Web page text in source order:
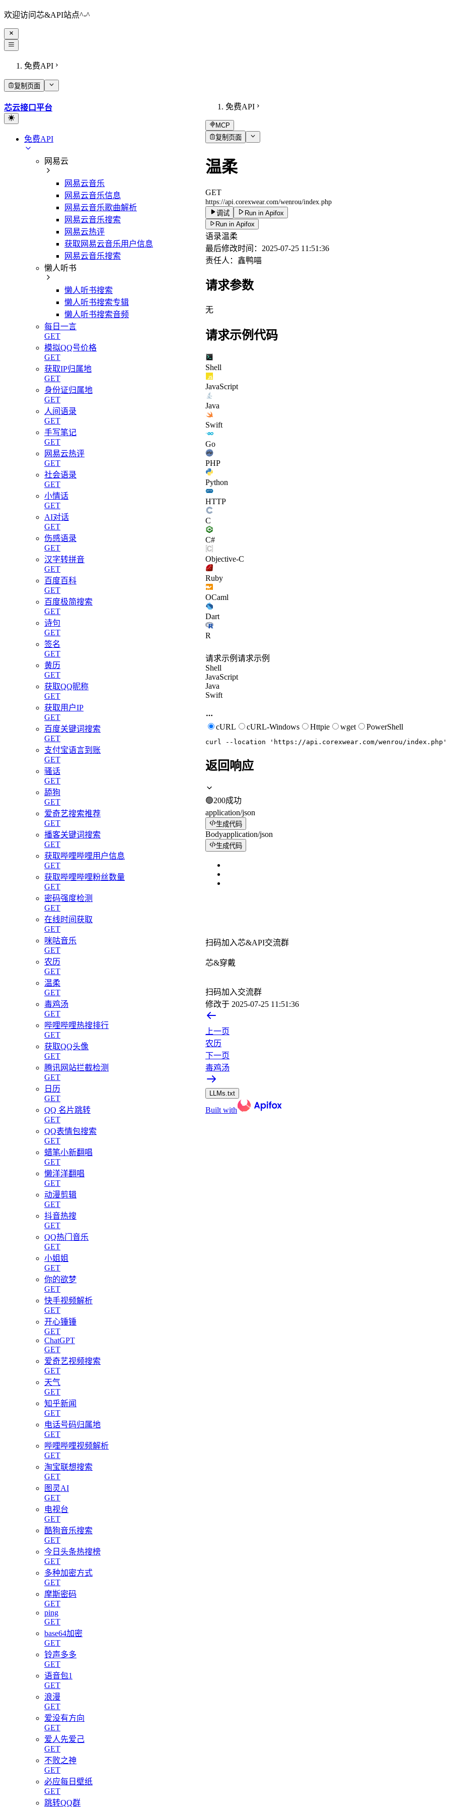
欢迎访问芯&API站点^-^
免费API
复制页面
芯云接口平台
免费API
网易云
网易云音乐
网易云音乐信息
网易云音乐歌曲解析
网易云音乐搜索
网易云热评
获取网易云音乐用户信息
网易云音乐搜索
懒人听书
懒人听书搜索
懒人听书搜索专辑
懒人听书搜索音频
每日一言
GET
模拟QQ号价格
GET
获取IP归属地
GET
身份证归属地
GET
人间语录
GET
手写笔记
GET
网易云热评
GET
社会语录
GET
小情话
GET
AI对话
GET
伤感语录
GET
汉字转拼音
GET
百度百科
GET
百度极简搜索
GET
诗句
GET
签名
GET
黄历
GET
获取QQ昵称
GET
获取用户IP
GET
百度关键词搜索
GET
支付宝语言到账
GET
骚话
GET
舔狗
GET
爱奇艺搜索推荐
GET
播客关键词搜索
GET
获取哔哩哔哩用户信息
GET
获取哔哩哔哩粉丝数量
GET
密码强度检测
GET
在线时间获取
GET
咪咕音乐
GET
农历
GET
温柔
GET
毒鸡汤
GET
哔哩哔哩热搜排行
GET
获取QQ头像
GET
腾讯网站拦截检测
GET
日历
GET
QQ 名片跳转
GET
QQ表情包搜索
GET
蜡笔小新翻唱
GET
懒洋洋翻唱
GET
动漫剪辑
GET
抖音热搜
GET
QQ热门音乐
GET
小姐姐
GET
你的欲梦
GET
快手视频解析
GET
开心锤锤
GET
ChatGPT
GET
爱奇艺视频搜索
GET
天气
GET
知乎新闻
GET
电话号码归属地
GET
哔哩哔哩视频解析
GET
淘宝联想搜索
GET
图灵AI
GET
电视台
GET
酷狗音乐搜索
GET
今日头条热搜榜
GET
多种加密方式
GET
摩斯密码
GET
ping
GET
base64加密
GET
铃声多多
GET
语音包1
GET
浪漫
GET
爱没有方向
GET
爱人先爱己
GET
不败之神
GET
必应每日壁纸
GET
跳转QQ群
免费API
MCP
复制页面
温柔
GET
https://api.corexwear.com/wenrou/index.php
调试
Run in Apifox
Run in Apifox
语录温柔
最后修改时间： 2025-07-25 11:51:36
责任人： 鑫鸭喵
请求参数
无
请求示例代码
Shell
JavaScript
Java
Swift
Go
PHP
Python
HTTP
C
C#
Objective-C
Ruby
OCaml
Dart
R
请求示例 请求示例
Shell
JavaScript
Java
Swift
cURL cURL-Windows Httpie wget PowerShell
curl --location 'https://api.corexwear.com/wenrou/index.php'
返回响应
🟢200成功
application/json
生成代码
Bodyapplication/json
生成代码
扫码加入芯&API交流群
芯&穿戴
扫码加入交流群
修改于 2025-07-25 11:51:36
上一页
农历
下一页
毒鸡汤
LLMs.txt
Built with